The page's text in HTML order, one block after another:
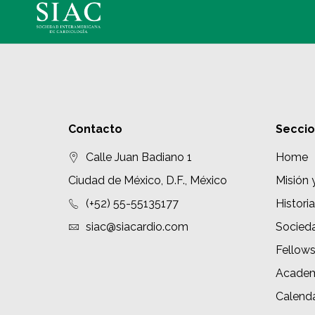
Contacto
Calle Juan Badiano 1
Ciudad de México, D.F., México
(+52) 55-55135177
siac@siacardio.com
Home
Misión
Historia
Fellows